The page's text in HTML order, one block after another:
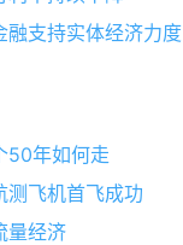
融支持实体经济力度
50年如何走
测飞机首飞成功
量经济